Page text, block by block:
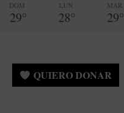
DOM
29°
LUN
28°
MAR
29°
QUIERO DONAR